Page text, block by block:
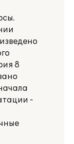
8
-